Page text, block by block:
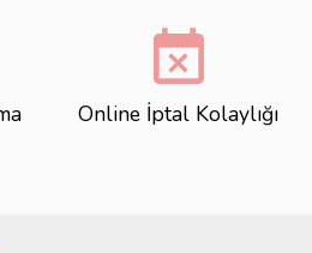
event_busy
Online İptal Kolaylığı